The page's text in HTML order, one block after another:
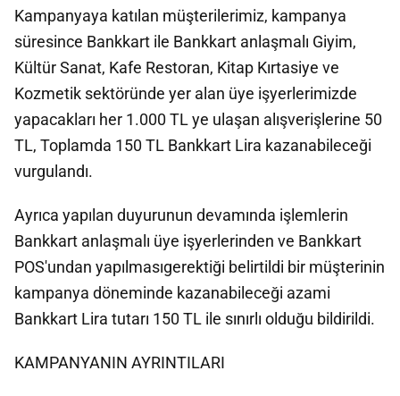
Kampanyaya katılan müşterilerimiz, kampanya
süresince Bankkart ile Bankkart anlaşmalı Giyim,
Kültür Sanat, Kafe Restoran, Kitap Kırtasiye ve
Kozmetik sektöründe yer alan üye işyerlerimizde
yapacakları her 1.000 TL ye ulaşan alışverişlerine 50
TL, Toplamda 150 TL Bankkart Lira kazanabileceği
vurgulandı.
Ayrıca yapılan duyurunun devamında işlemlerin
Bankkart anlaşmalı üye işyerlerinden ve Bankkart
POS'undan yapılmasıgerektiği belirtildi bir müşterinin
kampanya döneminde kazanabileceği azami
Bankkart Lira tutarı 150 TL ile sınırlı olduğu bildirildi.
KAMPANYANIN AYRINTILARI